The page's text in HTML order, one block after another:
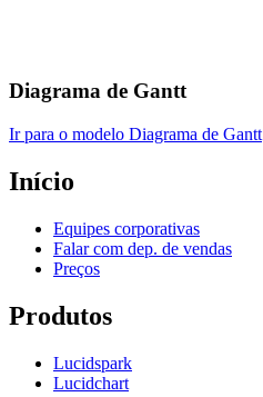
Diagrama de Gantt
Ir para o modelo Diagrama de Gantt
Início
Equipes corporativas
Falar com dep. de vendas
Preços
Produtos
Lucidspark
Lucidchart